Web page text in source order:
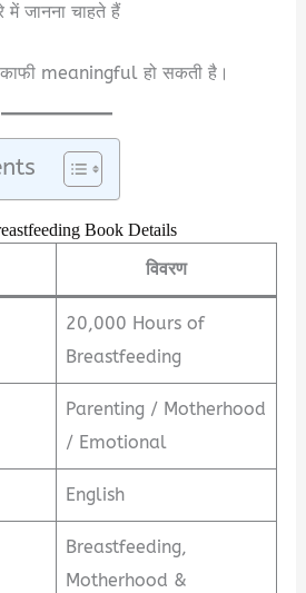
जानना चाहते हैं
meaningful हो सकती है।
Book Details
विवरण
20,000 Hours of
Breastfeeding
Parenting / Motherhood
/ Emotional
English
Breastfeeding,
Motherhood &